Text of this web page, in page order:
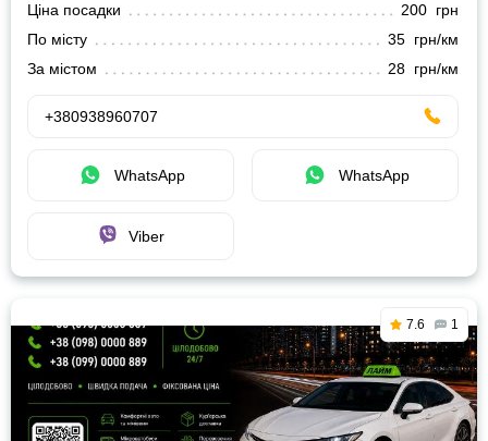
Ціна посадки
200 грн
По місту
35 грн/км
За містом
28 грн/км
+380938960707
WhatsApp WhatsApp
Viber
7.6 1